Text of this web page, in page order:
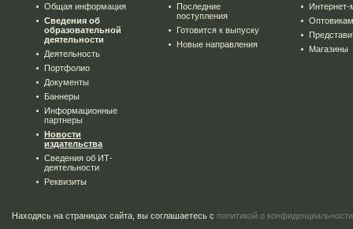
Общая информация
Сведения об
образовательной
деятельности
Деятельность
Портфолио
Документы
Баннеры
Информационные
партнеры
Новости
издательства
Сведения об ИТ-
деятельности
Реквизиты
Последние
поступления
Готовится к выпуску
Новые направления
Интернет-
Оптовикам
Магазины
Находясь на страницах сайта, вы соглашаетесь с политикой о конфиденциальности